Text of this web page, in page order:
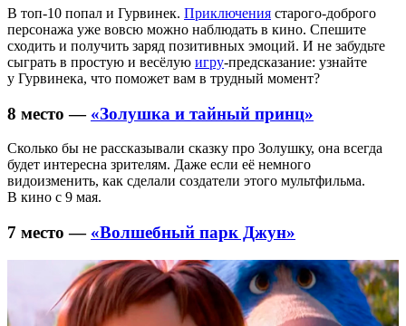
В топ-10 попал и Гурвинек. Приключения старого-доброго
персонажа уже вовсю можно наблюдать в кино. Спешите
сходить и получить заряд позитивных эмоций. И не забудьте
сыграть в простую и весёлую игру-предсказание: узнайте
у Гурвинека, что поможет вам в трудный момент?
8 место — «Золушка и тайный принц»
Сколько бы не рассказывали сказку про Золушку, она всегда
будет интересна зрителям. Даже если её немного
видоизменить, как сделали создатели этого мультфильма.
В кино с 9 мая.
7 место — «Волшебный парк Джун»